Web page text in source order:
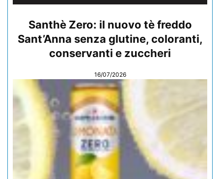
Santhè Zero: il nuovo tè freddo
Sant’Anna senza glutine, coloranti,
conservanti e zuccheri
16/07/2026